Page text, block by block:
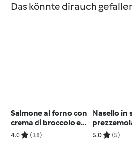
Das könnte dir auch
Salmone al forno con
crema di broccolo e
salsa all'arancia
4.0 (18)
Nasello in
cuori di
5.0 (5)